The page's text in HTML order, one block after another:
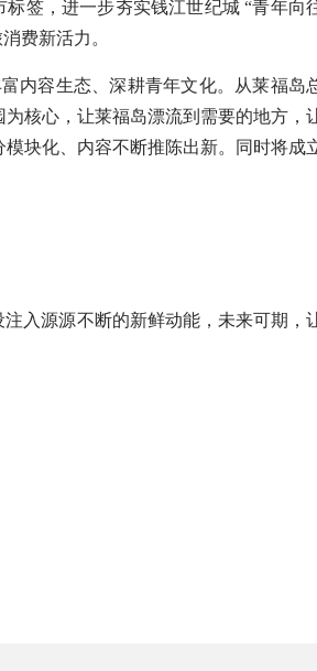
签，进一步夯实钱江世纪城 “青年向
费新活力。
内容生态、深耕青年文化。从莱福岛
核心，让莱福岛漂流到需要的地方，
块化、内容不断推陈出新。同时将成
入源源不断的新鲜动能，未来可期，